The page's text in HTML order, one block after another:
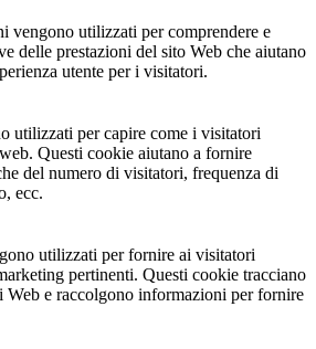
vengono utilizzati per comprendere e
delle prestazioni del sito Web che aiutano
utente per i visitatori.
utilizzati per capire come i visitatori
Questi cookie aiutano a fornire
del numero di visitatori, frequenza di
ecc.
utilizzati per fornire ai visitatori
pertinenti. Questi cookie tracciano
Web e raccolgono informazioni per fornire